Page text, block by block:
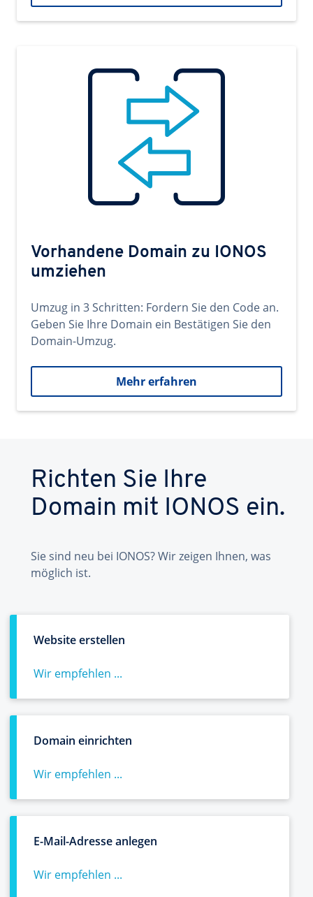
Vorhandene Domain zu IONOS
umziehen
Umzug in 3 Schritten: Fordern Sie den Code an.
Geben Sie Ihre Domain ein Bestätigen Sie den
Domain-Umzug.
Mehr erfahren
Richten Sie Ihre
Domain mit IONOS ein.
Sie sind neu bei IONOS? Wir zeigen Ihnen, was
möglich ist.
Website erstellen
Wir empfehlen ...
Domain einrichten
Wir empfehlen ...
E-Mail-Adresse anlegen
Wir empfehlen ...